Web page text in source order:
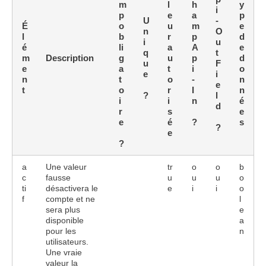
É
l
é
m
e
n
t
Description
m
p
o
b
li
g
a
t
o
i
r
e
?
U
n
i
q
u
e
?
l
e
u
r
a
u
t
o
r
i
s
é
e
h
a
m
p
A
p
i
-
I
n
?
i
-
O
u
t
F
i
e
l
d
?
y
p
e
d
e
d
o
n
n
é
e
s
a
c
ti
f
Une valeur
fausse
désactivera le
compte et ne
sera plus
disponible
pour les
utilisateurs.
Une vraie
valeur la
tr
u
e
o
u
i
o
u
i
b
o
o
l
e
a
n